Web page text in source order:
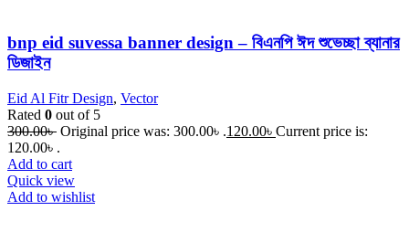
bnp eid suvessa banner design – বিএনপি ঈদ শুভেচ্ছা ব্যানার
ডিজাইন
Eid Al Fitr Design, Vector
Rated 0 out of 5
300.00৳ Original price was: 300.00৳ .120.00৳ Current price is:
120.00৳ .
Add to cart
Quick view
Add to wishlist